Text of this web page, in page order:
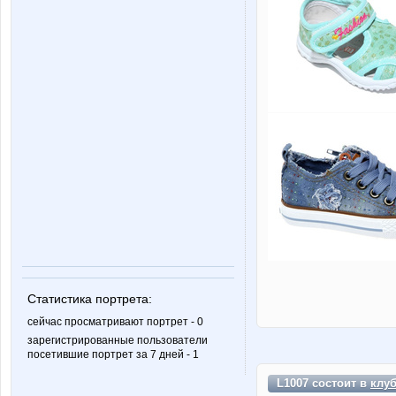
Статистика портрета:
сейчас просматривают портрет - 0
зарегистрированные пользователи
посетившие портрет за 7 дней - 1
L1007 состоит в